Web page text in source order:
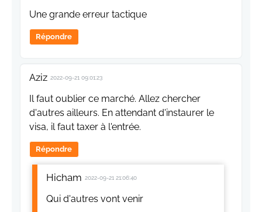
Une grande erreur tactique
Répondre
Aziz 2022-09-21 09:01:23
Il faut oublier ce marché. Allez chercher
d'autres ailleurs. En attendant d'instaurer le
visa, il faut taxer à l'entrée.
Répondre
Hicham 2022-09-21 21:06:40
Qui d'autres vont venir